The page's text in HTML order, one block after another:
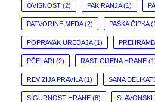
OVISNOST (2) PAKIRANJA(1)
PATVORINE MEDA(2) PAŠKA ČIPKA
POPRAVAK UREĐAJA(1)
PČELARI (2) RAST CIJENA HRANE
REVIZIJA PRAVILA(1) SANA
SIGURNOST HRANE (8) SLAVONSKI